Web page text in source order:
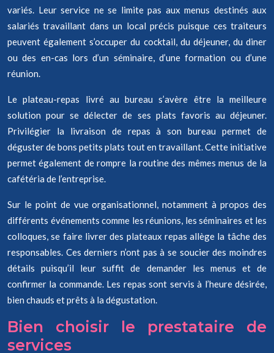
variés. Leur service ne se limite pas aux menus destinés aux
salariés travaillant dans un local précis puisque ces traiteurs
peuvent également s’occuper du cocktail, du déjeuner, du diner
ou des en-cas lors d’un séminaire, d’une formation ou d’une
réunion.
Le plateau-repas livré au bureau s’avère être la meilleure
solution pour se délecter de ses plats favoris au déjeuner.
Privilégier la livraison de repas à son bureau permet de
déguster de bons petits plats tout en travaillant. Cette initiative
permet également de rompre la routine des mêmes menus de la
cafétéria de l’entreprise.
Sur le point de vue organisationnel, notamment à propos des
différents événements comme les réunions, les séminaires et les
colloques, se faire livrer des plateaux repas allège la tâche des
responsables. Ces derniers n’ont pas à se soucier des moindres
détails puisqu’il leur suffit de demander les menus et de
confirmer la commande. Les repas sont servis à l’heure désirée,
bien chauds et prêts à la dégustation.
Bien choisir le prestataire de
services